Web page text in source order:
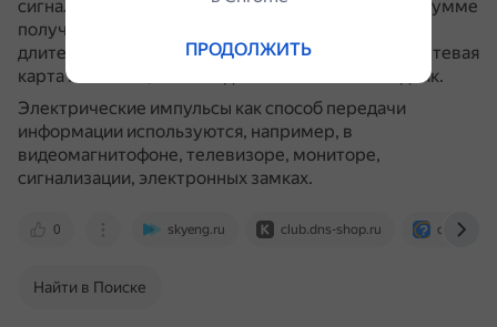
сигнал, дешифратор складывает напряжения и в сумме
получает ноль.
длительность импульса и разницу напряжений, сетевая
карта понимает, какой код ей посылает собеседник.
Электрические импульсы как способ передачи
информации используются, например, в
видеомагнитофоне, телевизоре, мониторе,
сигнализации, электронных замках.
0 skyeng.ru club.dns-shop.ru
Найти в Поиске
ПРОДОЛЖИТЬ